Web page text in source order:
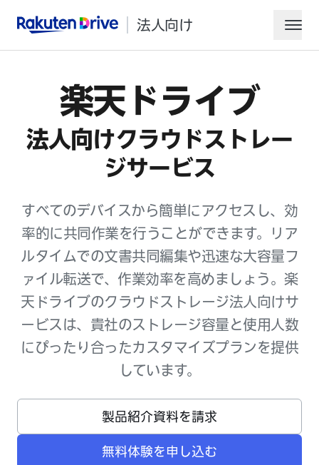
Rakuten Drive 法人向け
デモをリクエスト
営業にお問い合わせ
楽天ドライブ
法人向けクラウドストレー
ジサービス
すべてのデバイスから簡単にアクセスし、効
率的に共同作業を行うことができます。リア
ルタイムでの文書共同編集や迅速な大容量フ
ァイル転送で、作業効率を高めましょう。楽
天ドライブのクラウドストレージ法人向けサ
ービスは、貴社のストレージ容量と使用人数
にぴったり合ったカスタマイズプランを提供
しています。
製品紹介資料を請求
無料体験を申し込む